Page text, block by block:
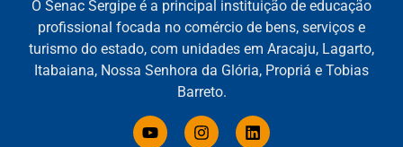
O Senac Sergipe é a principal instituição de educação
profissional focada no comércio de bens, serviços e
turismo do estado, com unidades em Aracaju, Lagarto,
Itabaiana, Nossa Senhora da Glória, Propriá e Tobias
Barreto.